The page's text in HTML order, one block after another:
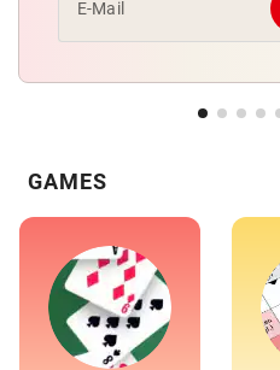
E-Mail
GAMES